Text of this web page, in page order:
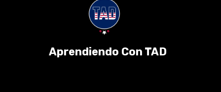
Aprendiendo Con TAD